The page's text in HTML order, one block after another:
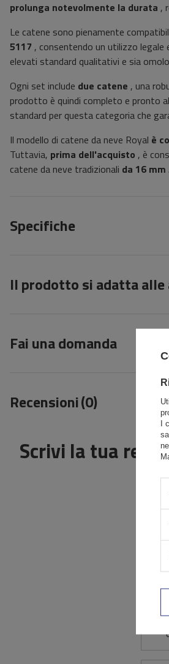
prolunga notevolmente la durata ,
Le catene sono pienamente
5117 , consentendo un utilizzo
elevati standard qualitativi e sia
Ogni set include due catene , una
prodotto è quindi completo e pronto
standard per questa categoria che
Il modello di catene da neve Royal è
Tuttavia, prima dell'acquisto , è
catene da neve tradizionali da 16 mm
Specifiche
Il prodotto si adatta alle
Fai una domanda
Recensioni(0)
Scrivi la tua
I